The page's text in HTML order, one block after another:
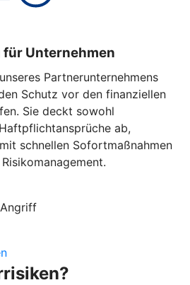
Unternehmen
Partnerunternehmens
Schutz vor den finanziellen
Sie deckt sowohl
ab,
schnellen Sofortmaßnahmen